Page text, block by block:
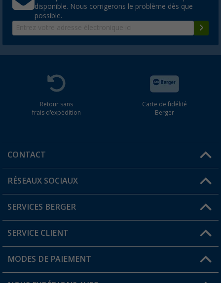
disponible. Nous corrigerons le problème dès que
possible.
Retour sans
frais d'expédition
Carte de fidélité
Berger
CONTACT
Une question ?
Trouver une magasin
RÉSEAUX SOCIAUX
SERVICES BERGER
Devenir revendeur
Mon compte
SERVICE CLIENT
FAQ et contact
Informations sur l'expédition
MODES DE PAIEMENT